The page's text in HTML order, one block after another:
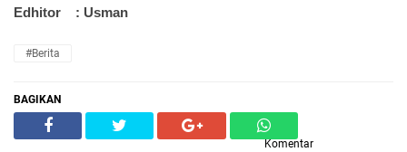
Edhitor : Usman
#Berita
BAGIKAN
Komentar